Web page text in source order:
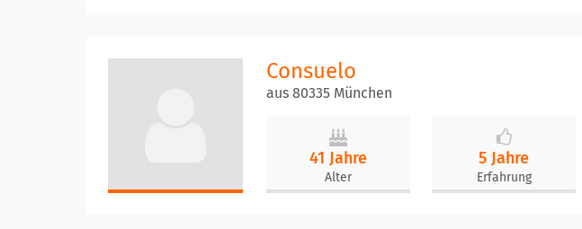
Consuelo
aus 80335 München
41 Jahre
Alter
5 Jahre
Erfahrung